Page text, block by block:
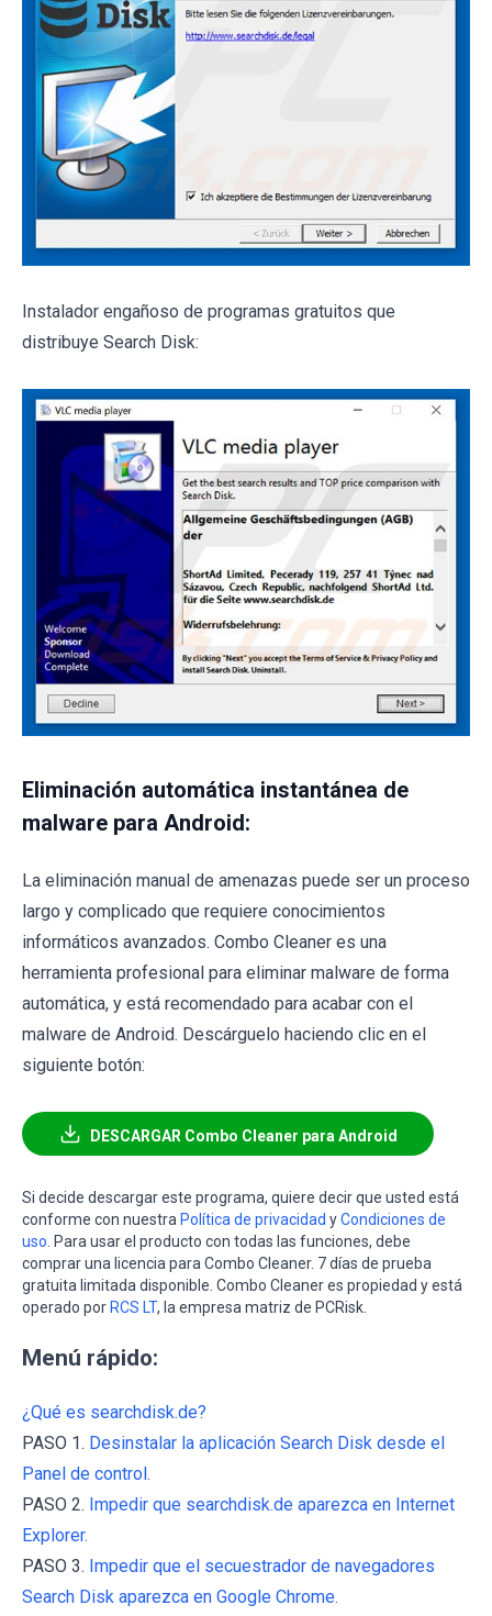
Instalador engañoso de programas gratuitos que
distribuye Search Disk:
Eliminación automática instantánea de
malware para Android:
La eliminación manual de amenazas puede ser un proceso
largo y complicado que requiere conocimientos
informáticos avanzados. Combo Cleaner es una
herramienta profesional para eliminar malware de forma
automática, y está recomendado para acabar con el
malware de Android. Descárguelo haciendo clic en el
siguiente botón:
DESCARGAR Combo Cleaner para Android
Si decide descargar este programa, quiere decir que usted está
conforme con nuestra Política de privacidad yCondiciones de
uso. Para usar el producto con todas las funciones, debe
comprar una licencia para Combo Cleaner. 7 días de prueba
gratuita limitada disponible. Combo Cleaner es propiedad y está
operado por RCS LT, la empresa matriz de PCRisk.
Menú rápido:
¿Qué es searchdisk.de?
PASO 1. Desinstalar la aplicación Search Disk desde el
Panel de control.
PASO 2. Impedir que searchdisk.de aparezca en Internet
Explorer.
PASO 3. Impedir que el secuestrador de navegadores
Search Disk aparezca en Google Chrome.